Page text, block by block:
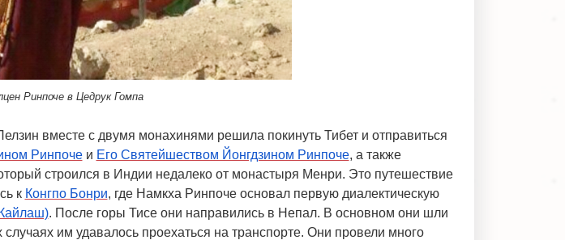
Ринпоче в Цедрук Гомпа
вместе с двумя монахинями решила покинуть Тибет и отправиться
Ринпочеи Его Святейшеством Йонгдзином Ринпоче, а также
строился в Индии недалеко от монастыря Менри. Это путешествие
к Конгпо Бонри, где Намкха Ринпоче основал первую диалектическую
. После горы Тисе они направились в Непал. В основном они шли
им удавалось проехаться на транспорте. Они провели много